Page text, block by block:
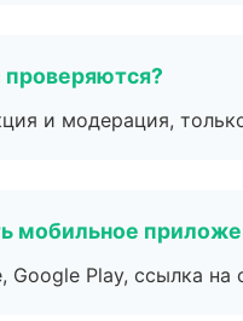
проверяются?
и модерация,
мобильное
Google Play, ссылка на